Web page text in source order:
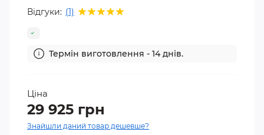
Відгуки: (1)
Термін виготовлення - 14 днів.
Ціна
29 925 грн
Знайшли даний товар дешевше?